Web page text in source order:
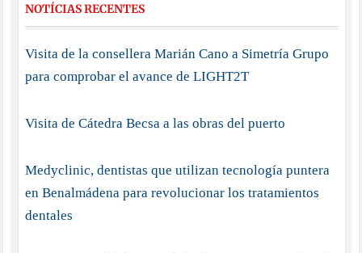
NOTÍCIAS RECENTES
Visita de la consellera Marián Cano a Simetría Grupo
para comprobar el avance de LIGHT2T
Visita de Cátedra Becsa a las obras del puerto
Medyclinic, dentistas que utilizan tecnología puntera
en Benalmádena para revolucionar los tratamientos
dentales